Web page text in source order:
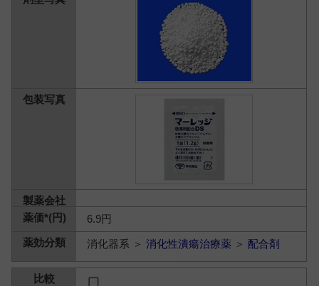
6.9円
消化器系 ＞消化性潰瘍治療薬 ＞ 配合剤